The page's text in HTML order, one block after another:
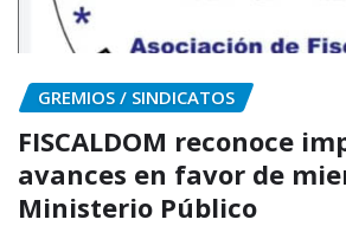
GREMIOS / SINDICATOS
FISCALDOM reconoce
avances en favor de
Ministerio Público